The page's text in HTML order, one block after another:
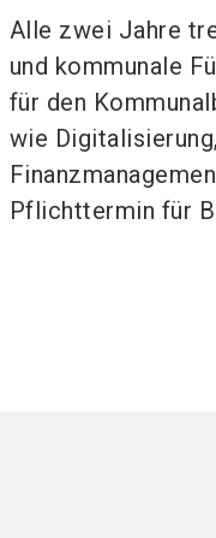
Alle zwei Jahre
und kommunale
für den
wie
Pflichttermin für